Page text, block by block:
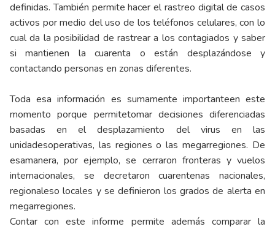
definidas. También permite hacer el rastreo digital de casos
activos por medio del uso de los teléfonos celulares, con lo
cual da la posibilidad de rastrear a los contagiados y saber
si mantienen la cuarenta o están desplazándose y
contactando personas en zonas diferentes.
Toda esa información es sumamente importanteen este
momento porque permitetomar decisiones diferenciadas
basadas en el desplazamiento del virus en las
unidadesoperativas, las regiones o las megarregiones. De
esamanera, por ejemplo, se cerraron fronteras y vuelos
internacionales, se decretaron cuarentenas nacionales,
regionaleso locales y se definieron los grados de alerta en
megarregiones.
Contar con este informe permite además comparar la